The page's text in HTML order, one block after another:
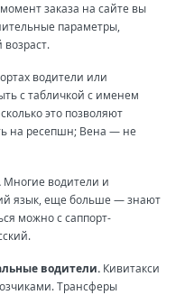
заказа на сайте вы
параметры,
водители или
с табличкой с именем
это позволяют
на ресепшн; Вена — не
Многие водители и
язык, еще больше — знают
можно с саппорт-
водители. Кивитакси
Трансферы